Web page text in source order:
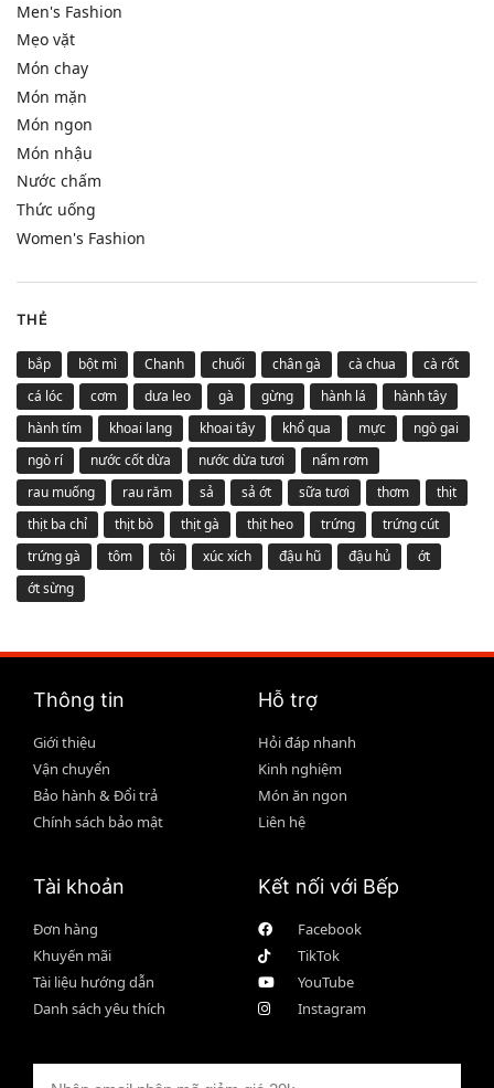
Men's Fashion
Mẹo vặt
Món chay
Món mặn
Món ngon
Món nhậu
Nước chấm
Thức uống
Women's Fashion
THẺ
bắp bột mì Chanh chuối chân gà cà chua
cà rốt
cá lóc
cơm dưa leo gà gừng hành lá
hành tây
hành tím
khoai lang khoai tây khổ qua mực
ngò gai
ngò rí
nước cốt dừa nước dừa tươi
nấm rơm
rau muống
rau răm sả sả ớt sữa tươi thơm
thịt
thịt ba chỉ
thịt bò thịt gà thịt heo trứng
trứng cút
trứng gà
tôm tỏi xúc xích đậu hũ đậu hủ
ớt
ớt sừng
Thông tin
Giới thiệu
Vận chuyển
Bảo hành & Đổi trả
Chính sách bảo mật
Hỗ trợ
Hỏi đáp nhanh
Kinh nghiệm
Món ăn ngon
Liên hệ
Tài khoản
Đơn hàng
Khuyến mãi
Tài liệu hướng dẫn
Danh sách yêu thích
Kết nối với Bếp
Facebook
TikTok
YouTube
Instagram